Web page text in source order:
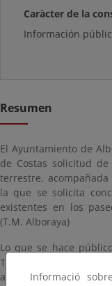
Caràcter de la
Información
Resumen
El Ayuntamiento de
de Costas solicitud
terrestre,
la que se solicita
existentes en los
(T.M. Alboraya)
Lo que se hace
152.8 del Real
aprueba elInformació